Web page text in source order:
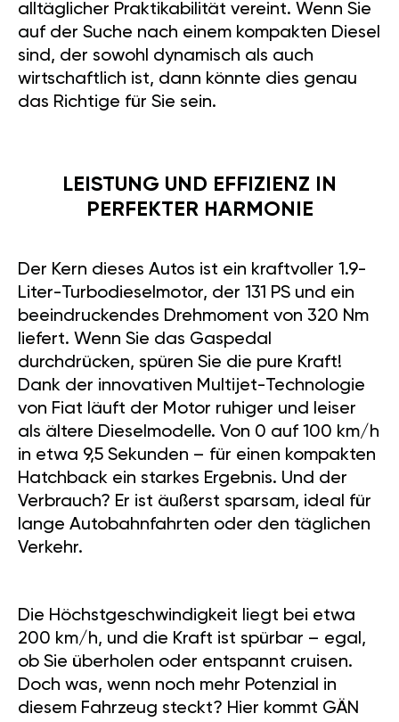
alltäglicher Praktikabilität vereint. Wenn Sie
auf der Suche nach einem kompakten Diesel
sind, der sowohl dynamisch als auch
wirtschaftlich ist, dann könnte dies genau
das Richtige für Sie sein.
LEISTUNG UND EFFIZIENZ IN
PERFEKTER HARMONIE
Der Kern dieses Autos ist ein kraftvoller 1.9-
Liter-Turbodieselmotor, der 131 PS und ein
beeindruckendes Drehmoment von 320 Nm
liefert. Wenn Sie das Gaspedal
durchdrücken, spüren Sie die pure Kraft!
Dank der innovativen Multijet-Technologie
von Fiat läuft der Motor ruhiger und leiser
als ältere Dieselmodelle. Von 0 auf 100 km/h
in etwa 9,5 Sekunden – für einen kompakten
Hatchback ein starkes Ergebnis. Und der
Verbrauch? Er ist äußerst sparsam, ideal für
lange Autobahnfahrten oder den täglichen
Verkehr.
Die Höchstgeschwindigkeit liegt bei etwa
200 km/h, und die Kraft ist spürbar – egal,
ob Sie überholen oder entspannt cruisen.
Doch was, wenn noch mehr Potenzial in
diesem Fahrzeug steckt? Hier kommt GÄN